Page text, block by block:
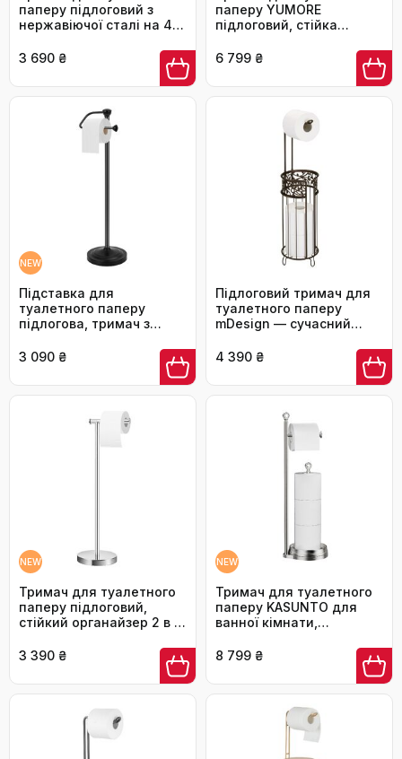
паперу підлоговий з
нержавіючої сталі на 4
сріблястий — для ванної
3 690 ₴
паперу YUMORE
підлоговий, стійка
основою з нержавіючої
сталі, класичний стиль,
сріблястий
6 799 ₴
NEW
Підставка для
туалетного паперу
підлогова, тримач з
відсіком для запасних
3 090 ₴
Підлоговий тримач для
туалетного паперу
mDesign — сучасний
кімнати з відсіком на 3
бронзовий
4 390 ₴
NEW
Тримач для туалетного
паперу підлоговий,
стійкий органайзер 2 в 1
рулонів, нержавіюча
3 390 ₴
NEW
Тримач для туалетного
паперу KASUNTO для
ванної кімнати,
кришталевою кулею,
матовий нікель
8 799 ₴